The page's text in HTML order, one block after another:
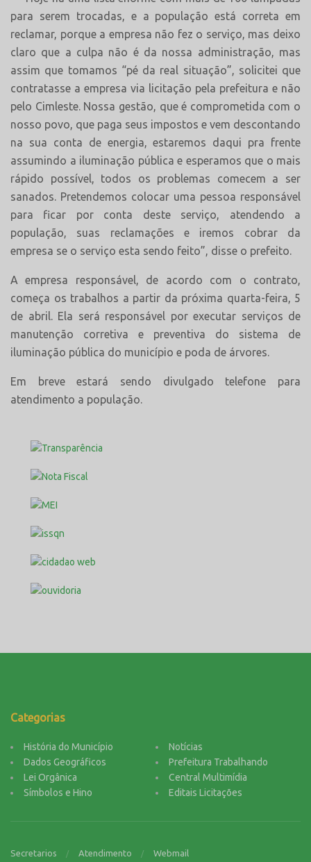
para serem trocadas, e a população está correta em
reclamar, porque a empresa não fez o serviço, mas deixo
claro que a culpa não é da nossa administração, mas
assim que tomamos “pé da real situação”, solicitei que
contratasse a empresa via licitação pela prefeitura e não
pelo Cimleste. Nossa gestão, que é comprometida com o
nosso povo, que paga seus impostos e vem descontando
na sua conta de energia, estaremos daqui pra frente
assumindo a iluminação pública e esperamos que o mais
rápido possível, todos os problemas comecem a ser
sanados. Pretendemos colocar uma pessoa responsável
para ficar por conta deste serviço, atendendo a
população, suas reclamações e iremos cobrar da
empresa se o serviço esta sendo feito”, disse o prefeito.
A empresa responsável, de acordo com o contrato,
começa os trabalhos a partir da próxima quarta-feira, 5
de abril. Ela será responsável por executar serviços de
manutenção corretiva e preventiva do sistema de
iluminação pública do município e poda de árvores.
Em breve estará sendo divulgado telefone para
atendimento a população.
Categorias
História do Município
Dados Geográficos
Lei Orgânica
Símbolos e Hino
Notícias
Prefeitura Trabalhando
Central Multimídia
Editais Licitações
Secretarios Atendimento Webmail